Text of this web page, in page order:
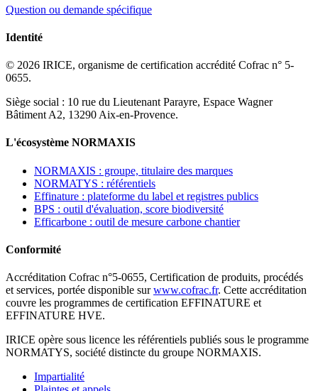
Question ou demande spécifique
Identité
© 2026 IRICE, organisme de certification accrédité Cofrac n° 5-
0655.
Siège social : 10 rue du Lieutenant Parayre, Espace Wagner
Bâtiment A2, 13290 Aix-en-Provence.
L'écosystème NORMAXIS
NORMAXIS : groupe, titulaire des marques
NORMATYS : référentiels
Effinature : plateforme du label et registres publics
BPS : outil d'évaluation, score biodiversité
Efficarbone : outil de mesure carbone chantier
Conformité
Accréditation Cofrac n°5-0655, Certification de produits, procédés
et services, portée disponible surwww.cofrac.fr. Cette accréditation
couvre les programmes de certification EFFINATURE et
EFFINATURE HVE.
IRICE opère sous licence les référentiels publiés sous le programme
NORMATYS, société distincte du groupe NORMAXIS.
Impartialité